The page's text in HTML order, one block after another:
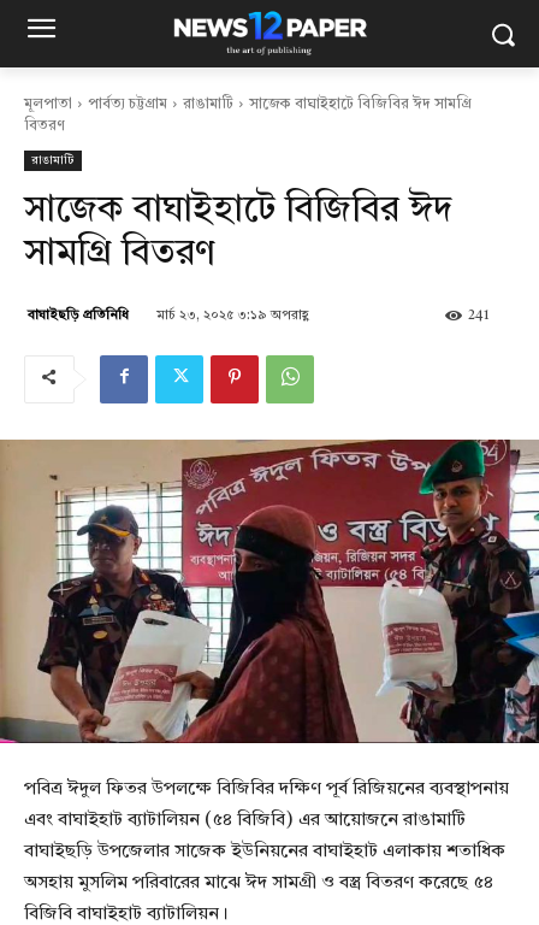
মূলপাতা পার্বত্য চট্টগ্রাম রাঙামাটি
সাজেক বাঘাইহাটে বিজিবির ঈদ সামগ্রি
বিতরণ
রাঙামাটি
সাজেক বাঘাইহাটে বিজিবির ঈদ
সামগ্রি বিতরণ
বাঘাইছড়ি প্রতিনিধি মার্চ ২৩, ২০২৫ ৩:১৯ অপরাহ্ণ 241
পবিত্র ঈদুল ফিতর উপলক্ষে বিজিবির দক্ষিণ পূর্ব রিজিয়নের ব্যবস্থাপনায়
এবং বাঘাইহাট ব্যাটালিয়ন (৫৪ বিজিবি) এর আয়োজনে রাঙামাটি
বাঘাইছড়ি উপজেলার সাজেক ইউনিয়নের বাঘাইহাট এলাকায় শতাধিক
অসহায় মুসলিম পরিবারের মাঝে ঈদ সামগ্রী ও বস্ত্র বিতরণ করেছে ৫৪
বিজিবি বাঘাইহাট ব্যাটালিয়ন।